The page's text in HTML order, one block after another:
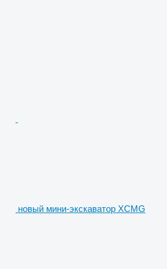
новый мини-экскаватор XCMG